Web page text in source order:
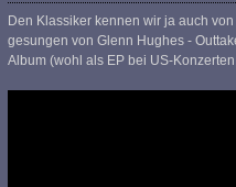
Den Klassiker kennen wir ja auch
gesungen von Glenn Hughes -
Album (wohl als EP bei US-